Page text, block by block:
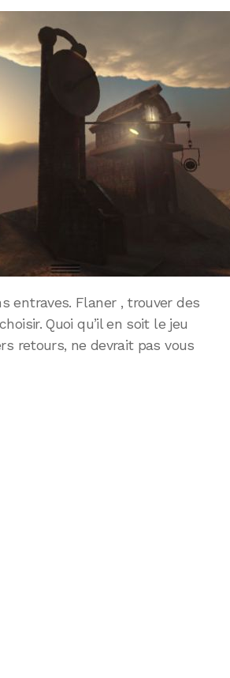
entraves. Flaner , trouver des
Quoi qu’il en soit le jeu
retours, ne devrait pas vous